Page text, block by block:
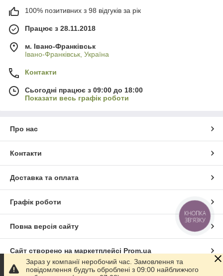
100% позитивних з 98 відгуків за рік
Працює з 28.11.2018
м. Івано-Франківськ
Івано-Франківськ, Україна
Контакти
Сьогодні працює з 09:00 до 18:00
Показати весь графік роботи
Про нас
Контакти
Доставка та оплата
Графік роботи
Повна версія сайту
Сайт створено на маркетплейсі Prom.ua
Зараз у компанії неробочий час. Замовлення та
повідомлення будуть оброблені з 09:00 найближчого
КНОПКА
ЗВ'ЯЗКУ